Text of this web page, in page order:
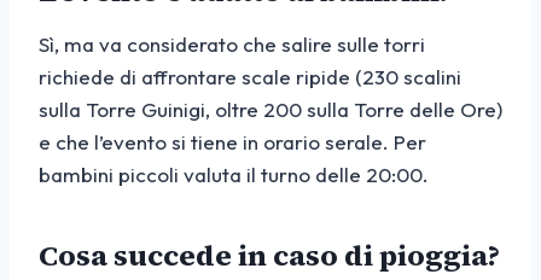
Sì, ma va considerato che salire sulle torri
richiede di affrontare scale ripide (230 scalini
sulla Torre Guinigi, oltre 200 sulla Torre delle Ore)
e che l’evento si tiene in orario serale. Per
bambini piccoli valuta il turno delle 20:00.
Cosa succede in caso di pioggia?